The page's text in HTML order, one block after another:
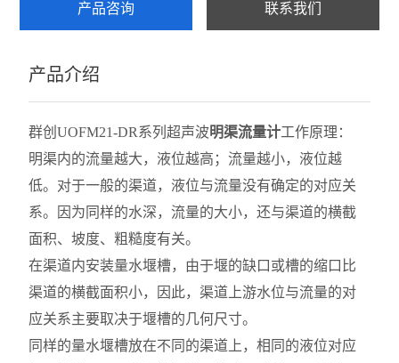
产品咨询 联系我们
产品介绍
群创UOFM21-DR系列超声波明渠流量计工作原理：
明渠内的流量越大，液位越高；流量越小，液位越
低。对于一般的渠道，液位与流量没有确定的对应关
系。因为同样的水深，流量的大小，还与渠道的横截
面积、坡度、粗糙度有关。
在渠道内安装量水堰槽，由于堰的缺口或槽的缩口比
渠道的横截面积小，因此，渠道上游水位与流量的对
应关系主要取决于堰槽的几何尺寸。
同样的量水堰槽放在不同的渠道上，相同的液位对应